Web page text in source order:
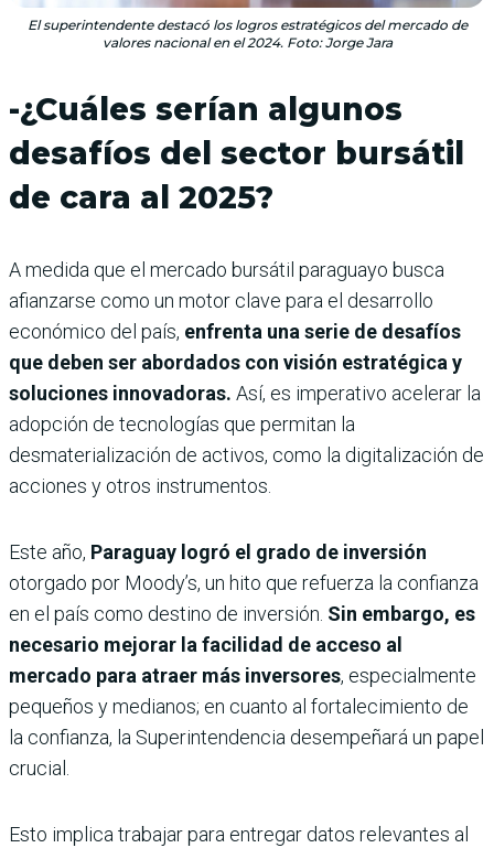
El superintendente destacó los logros estratégicos del mercado de
valores nacional en el 2024. Foto: Jorge Jara
-¿Cuáles serían algunos
desafíos del sector bursátil
de cara al 2025?
A medida que el mercado bursátil paraguayo busca
afianzarse como un motor clave para el desarrollo
económico del país, enfrenta una serie de desafíos
que deben ser abordados con visión estratégica y
soluciones innovadoras. Así, es imperativo acelerar la
adopción de tecnologías que permitan la
desmaterialización de activos, como la digitalización de
acciones y otros instrumentos.
Este año, Paraguay logró el grado de inversión
otorgado por Moody’s, un hito que refuerza la confianza
en el país como destino de inversión. Sin embargo, es
necesario mejorar la facilidad de acceso al
mercado para atraer más inversores, especialmente
pequeños y medianos; en cuanto al fortalecimiento de
la confianza, la Superintendencia desempeñará un papel
crucial.
Esto implica trabajar para entregar datos relevantes al